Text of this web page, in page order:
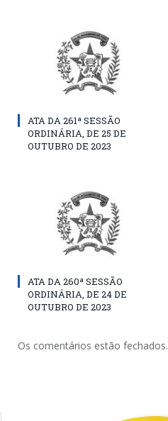
ATA DA 261ª SESSÃO
ORDINÁRIA, DE 25 DE
OUTUBRO DE 2023
ATA DA 260ª SESSÃO
ORDINÁRIA, DE 24 DE
OUTUBRO DE 2023
Os comentários estão fechados.